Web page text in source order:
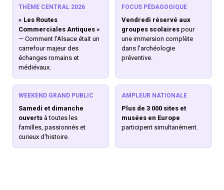
THÈME CENTRAL 2026
« Les Routes
Commerciales Antiques »
— Comment l'Alsace était un
carrefour majeur des
échanges romains et
médiévaux.
FOCUS PÉDAGOGIQUE
Vendredi réservé aux
groupes scolaires pour
une immersion complète
dans l'archéologie
préventive.
WEEKEND GRAND PUBLIC
Samedi et dimanche
ouverts à toutes les
familles, passionnés et
curieux d'histoire.
AMPLEUR NATIONALE
Plus de 3 000 sites et
musées en Europe
participent simultanément.